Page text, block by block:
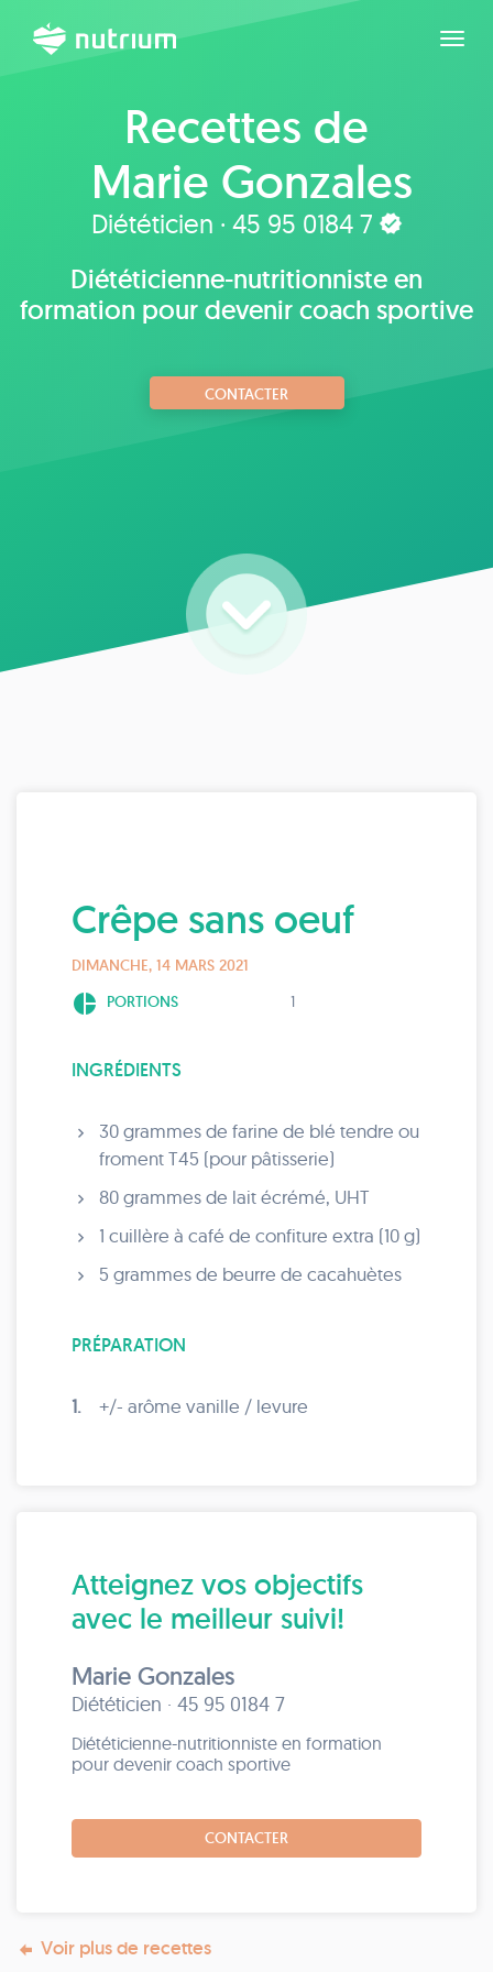
Recettes de
Marie Gonzales
Diététicien · 45 95 0184 7
Diététicienne-nutritionniste en
formation pour devenir coach sportive
CONTACTER
Crêpe sans oeuf
DIMANCHE, 14 MARS 2021
pie_chart PORTIONS 1
INGRÉDIENTS
30 grammes de farine de blé tendre ou
froment T45 (pour pâtisserie)
80 grammes de lait écrémé, UHT
1 cuillère à café de confiture extra (10 g)
5 grammes de beurre de cacahuètes
PRÉPARATION
1. +/- arôme vanille / levure
Atteignez vos objectifs
avec le meilleur suivi!
Marie Gonzales
Diététicien · 45 95 0184 7
Diététicienne-nutritionniste en formation
pour devenir coach sportive
CONTACTER
Voir plus de recettes